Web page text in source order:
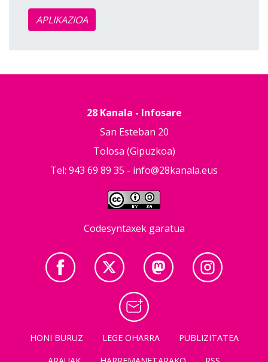
APLIKAZIOA
28 Kanala - Infosare
San Esteban 20
Tolosa (Gipuzkoa)
Tel: 943 69 89 35 - info@28kanala.eus
Codesyntaxek garatua
HONI BURUZ LEGE OHARRA
PUBLIZITATEA